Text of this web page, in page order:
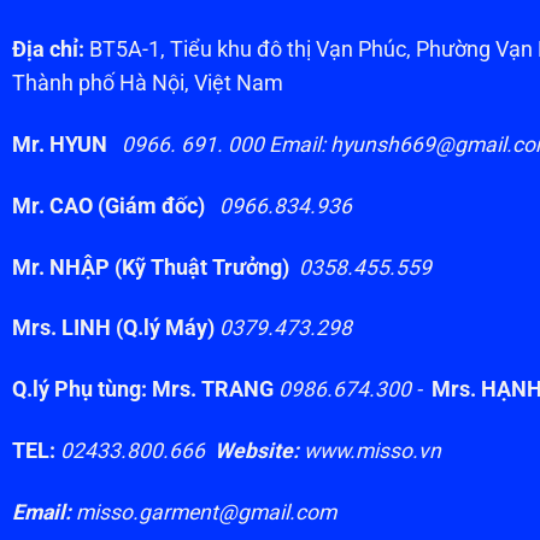
Địa chỉ: BT5A-1, Tiểu khu đô thị Vạn Phúc, Phường
Thành phố Hà Nội, Việt Nam
Mr. HYUN 0966. 691. 000 Email:
Mr. CAO (Giám đốc) 0966.834.936
Mr. NHẬP (Kỹ Thuật Trưởng) 0358.455.559
Mrs. LINH (Q.lý Máy) 0379.473.298
Q.lý Phụ tùng: Mrs. TRANG 0986.674.300 - Mrs. HẠNH
TEL: 02433.800.666 Website:www.misso.vn
Email:misso.garment@gmail.com